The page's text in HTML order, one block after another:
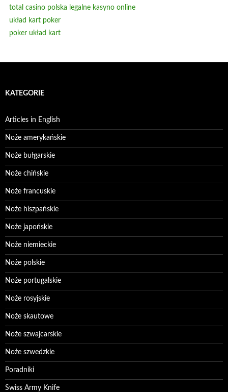
total casino polska legalne kasyno online
układ kart poker
poker układ kart
KATEGORIE
Articles in English
Noże amerykańskie
Noże bułgarskie
Noże chińskie
Noże francuskie
Noże hiszpańskie
Noże japońskie
Noże niemieckie
Noże polskie
Noże portugalskie
Noże rosyjskie
Noże skautowe
Noże szwajcarskie
Noże szwedzkie
Poradniki
Swiss Army Knife